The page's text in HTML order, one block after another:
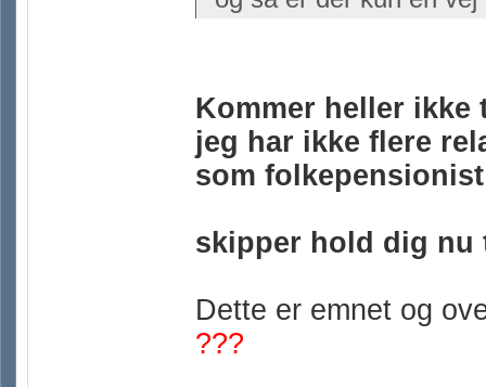
Kommer heller
jeg har ikke flere
som folkepensionist
skipper hold dig
Dette er emnet og
???